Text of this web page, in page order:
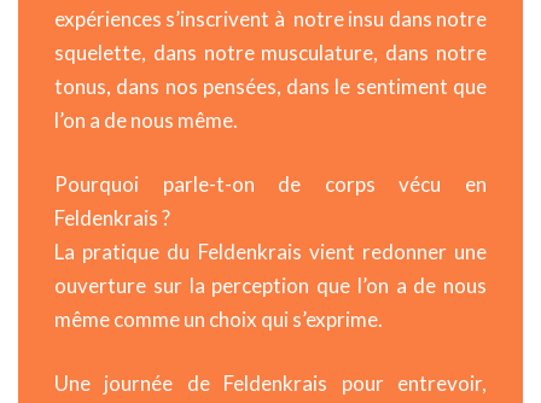
expériences s’inscrivent à notre insu dans notre
squelette, dans notre musculature, dans notre
tonus, dans nos pensées, dans le sentiment que
l’on a de nous même.
Pourquoi parle-t-on de corps vécu en
Feldenkrais ?
La pratique du Feldenkrais vient redonner une
ouverture sur la perception que l’on a de nous
même comme un choix qui s’exprime.
Une journée de Feldenkrais pour entrevoir,